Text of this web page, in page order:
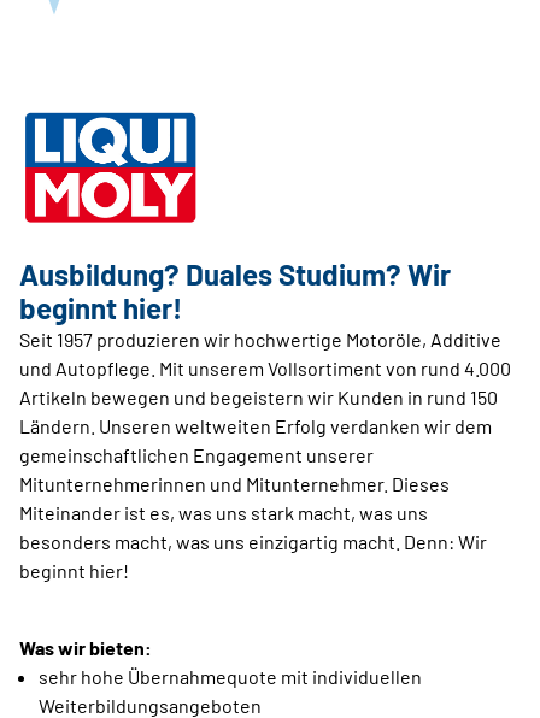
Ausbildung? Duales ­Studium? Wir
beginnt hier!
Seit 1957 produzieren wir hochwertige Motoröle, Additive
und Autopflege. Mit unserem Vollsortiment von rund 4.000
Artikeln bewegen und begeistern wir Kunden in rund 150
Ländern. Unseren weltweiten Erfolg verdanken wir dem
gemeinschaftlichen Engagement unserer
Mitunternehmerinnen und Mitunternehmer. Dieses
Miteinander ist es, was uns stark macht, was uns
besonders macht, was uns einzigartig macht. Denn: Wir
beginnt hier!
Was wir bieten:
sehr hohe Übernahmequote mit individuellen
Weiterbildungsangeboten